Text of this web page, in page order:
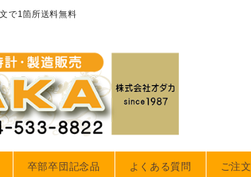
で1箇所送料無料
卒部卒団記念品 よくある質問 ご注文